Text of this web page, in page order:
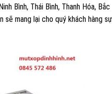
Bình, Thái Bình, Thanh Hóa,
mang lại cho quý khách hàng